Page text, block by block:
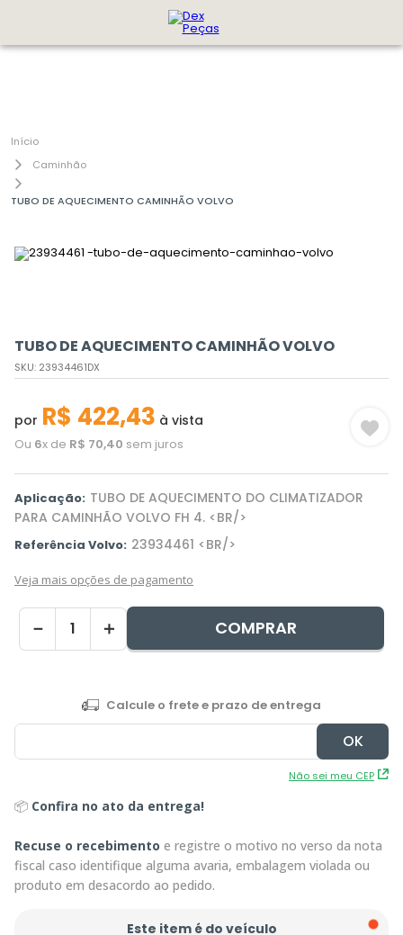
Caminhão
TUBO DE AQUECIMENTO CAMINHÃO VOLVO
TUBO DE AQUECIMENTO CAMINHÃO VOLVO
SKU: 23934461DX
por R$ 422,43 à vista
Ou 6x de R$ 70,40 sem juros
Aplicação: TUBO DE AQUECIMENTO DO CLIMATIZADOR
PARA CAMINHÃO VOLVO FH 4. <BR/>
Referência Volvo: 23934461 <BR/>
Veja mais opções de pagamento
＋
－ COMPRAR
Não sei meu CEP
📦 Confira no ato da entrega!
Recuse o recebimento e registre o motivo no verso da nota
fiscal caso identifique alguma avaria, embalagem violada ou
produto em desacordo ao pedido.
Este item é do veículo